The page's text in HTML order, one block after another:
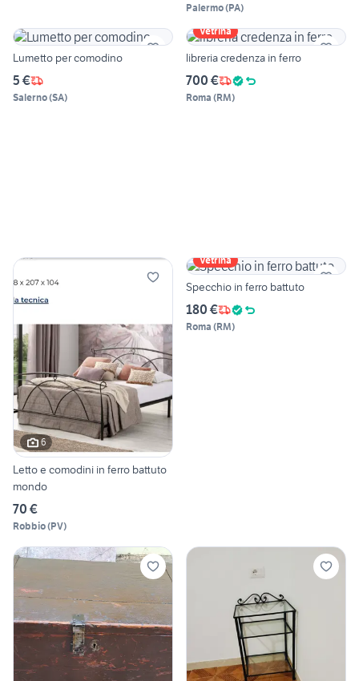
Palermo(PA)
Lumetto per comodino
5 €
Salerno(SA)
Vetrina
libreria credenza in ferro
700 €
Roma (RM)
6
Letto e comodini in ferro battuto
mondo
70 €
Robbio(PV)
Vetrina
Specchio in ferro battuto
180 €
Roma (RM)